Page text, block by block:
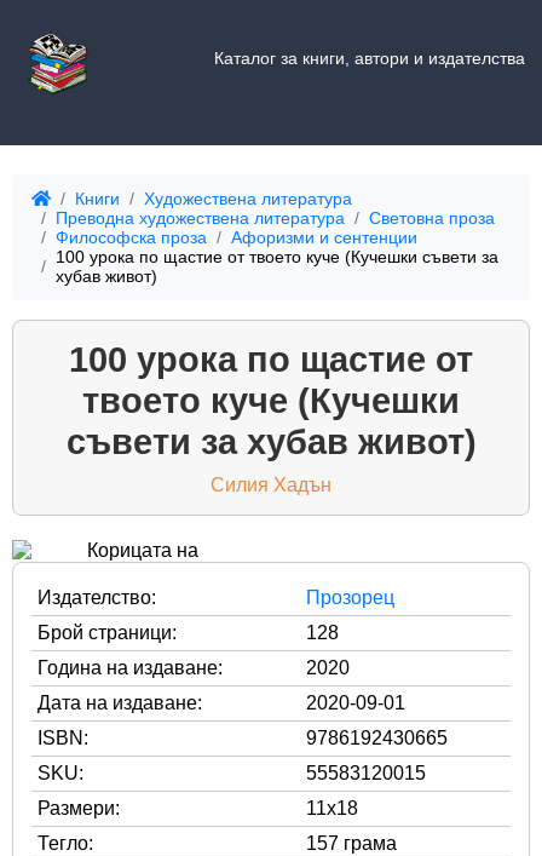
Каталог за книги, автори и издателства
Книги
Художествена литература
Преводна художествена литература
Световна проза
Философска проза
Афоризми и сентенции
100 урока по щастие от твоето куче (Кучешки съвети за
хубав живот)
100 урока по щастие от
твоето куче (Кучешки
съвети за хубав живот)
Силия Хадън
Издателство:
Прозорец
Брой страници:
128
Година на издаване:
2020
Дата на издаване:
2020-09-01
ISBN:
9786192430665
SKU:
55583120015
Размери:
11x18
Тегло:
157 грама